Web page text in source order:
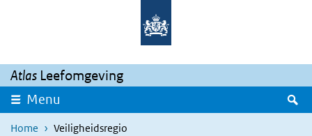
Overslaan en naar de inhoud gaan
Atlas Leefomgeving
Menu
Home Veiligheidsregio